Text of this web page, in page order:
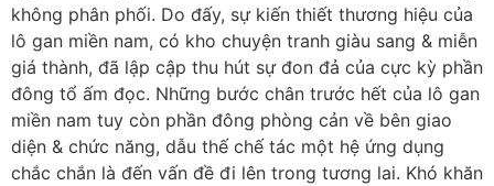
không phân phối. Do đấy, sự kiến thiết thương hiệu của
lô gan miền nam, có kho chuyện tranh giàu sang & miễn
giá thành, đã lập cập thu hút sự đon đả của cực kỳ phần
đông tổ ấm đọc. Những bước chân trước hết của lô gan
miền nam tuy còn phần đông phòng cản về bên giao
diện & chức năng, dẫu thế chế tác một hệ ứng dụng
chắc chắn là đến vấn đề đi lên trong tương lai. Khó khăn